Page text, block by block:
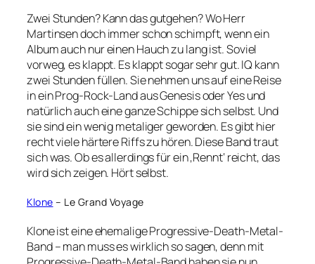
Zwei Stunden? Kann das gutgehen? Wo Herr
Martinsen doch immer schon schimpft, wenn ein
Album auch nur einen Hauch zu lang ist. Soviel
vorweg, es klappt. Es klappt sogar sehr gut. IQ kann
zwei Stunden füllen. Sie nehmen uns auf eine Reise
in ein Prog-Rock-Land aus Genesis oder Yes und
natürlich auch eine ganze Schippe sich selbst. Und
sie sind ein wenig metaliger geworden. Es gibt hier
recht viele härtere Riffs zu hören. Diese Band traut
sich was. Ob es allerdings für ein ‚Rennt‘ reicht, das
wird sich zeigen. Hört selbst.
Klone – Le Grand Voyage
Klone ist eine ehemalige Progressive-Death-Metal-
Band – man muss es wirklich so sagen, denn mit